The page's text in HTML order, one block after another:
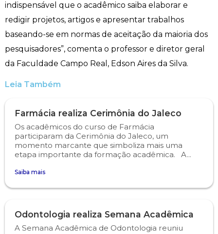
indispensável que o acadêmico saiba elaborar e
redigir projetos, artigos e apresentar trabalhos
baseando-se em normas de aceitação da maioria dos
pesquisadores”, comenta o professor e diretor geral
da Faculdade Campo Real, Edson Aires da Silva.
Leia Também
Farmácia realiza Cerimônia do Jaleco
Os acadêmicos do curso de Farmácia
participaram da Cerimônia do Jaleco, um
momento marcante que simboliza mais uma
etapa importante da formação acadêmica. A...
Saiba mais
Odontologia realiza Semana Acadêmica
A Semana Acadêmica de Odontologia reuniu